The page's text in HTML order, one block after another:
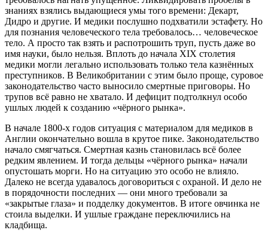
знаниях взялись выдающиеся умы того времени: Декарт,
Дидро и другие. И медики послушно подхватили эстафету. Но
для познания человеческого тела требовалось… человеческое
тело. А просто так взять и распотрошить труп, пусть даже во
имя науки, было нельзя. Вплоть до начала XIX столетия
медики могли легально использовать только тела казнённых
преступников. В Великобритании с этим было проще, суровое
законодательство часто выносило смертные приговоры. Но
трупов всё равно не хватало. И дефицит подтолкнул особо
ушлых людей к созданию «чёрного рынка».
В начале 1800-х годов ситуация с материалом для медиков в
Англии окончательно вошла в крутое пике. Законодательство
начало смягчаться. Смертная казнь становилась всё более
редким явлением. И тогда дельцы «чёрного рынка» начали
опустошать морги. Но на ситуацию это особо не влияло.
Далеко не всегда удавалось договориться с охраной. И дело не
в порядочности последних — они много требовали за
«закрытые глаза» и подделку документов. В итоге овчинка не
стоила выделки. И ушлые граждане переключились на
кладбища.